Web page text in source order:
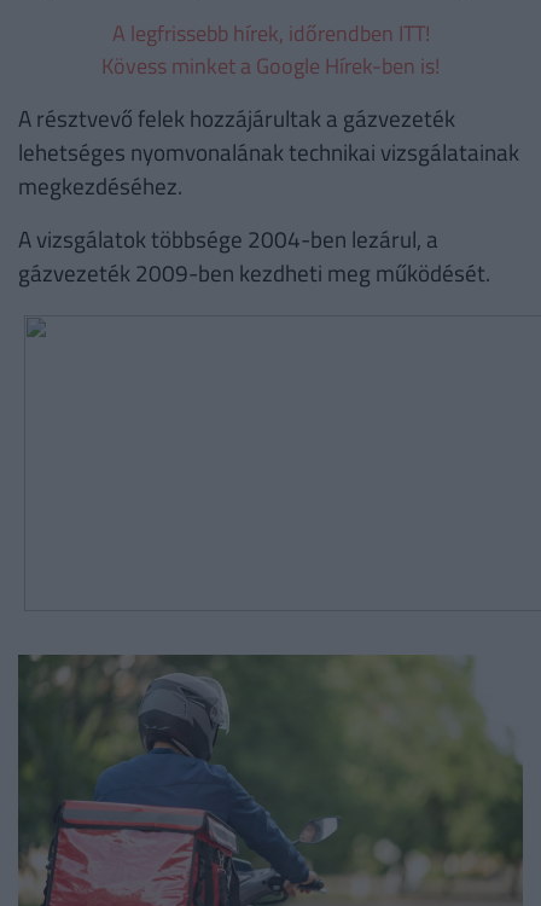
A legfrissebb hírek, időrendben ITT!
Kövess minket a Google Hírek-ben is!
A résztvevő felek hozzájárultak a gázvezeték
lehetséges nyomvonalának technikai vizsgálatainak
megkezdéséhez.
A vizsgálatok többsége 2004-ben lezárul, a
gázvezeték 2009-ben kezdheti meg működését.